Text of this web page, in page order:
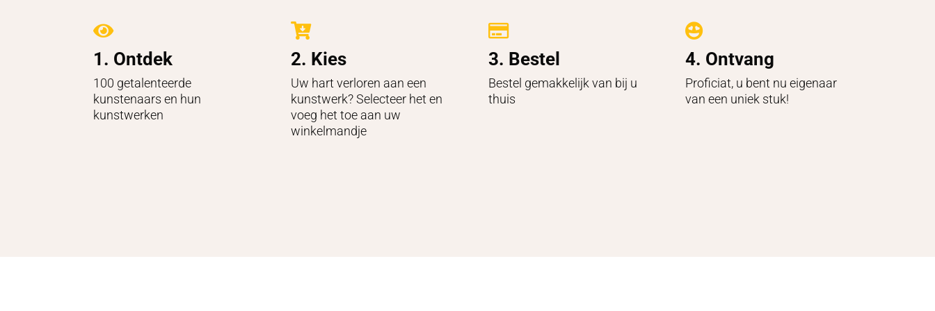

1. Ontdek
100 getalenteerde
kunstenaars en hun
kunstwerken

2. Kies
Uw hart verloren aan een
kunstwerk? Selecteer het en
voeg het toe aan uw
winkelmandje

3. Bestel
Bestel gemakkelijk van bij u
thuis

4. Ontvang
Proficiat, u bent nu eigenaar
van een uniek stuk!